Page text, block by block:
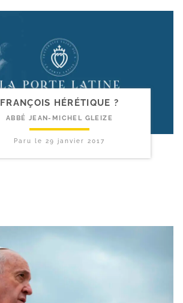
FRANÇOIS HÉRÉTIQUE ?
ABBÉ JEAN-MICHEL GLEIZE
Paru le 29 janvier 2017